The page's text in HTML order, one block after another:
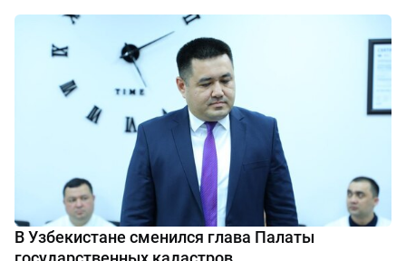
В Узбекистане сменился глава Палаты